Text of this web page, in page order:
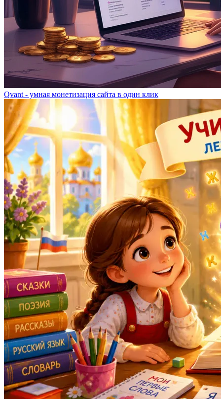
Qvant - умная монетизация сайта в один клик